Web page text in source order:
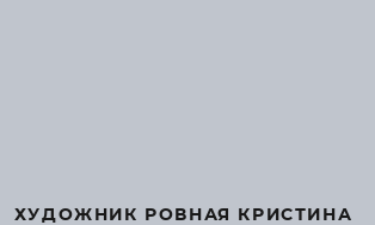
ХУДОЖНИК РОВНАЯ КРИСТИНА